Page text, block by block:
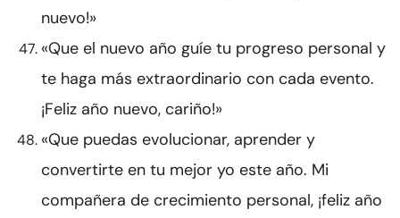
nuevo!»
«Que el nuevo año guíe tu progreso personal y
te haga más extraordinario con cada evento.
¡Feliz año nuevo, cariño!»
«Que puedas evolucionar, aprender y
convertirte en tu mejor yo este año. Mi
compañera de crecimiento personal, ¡feliz año